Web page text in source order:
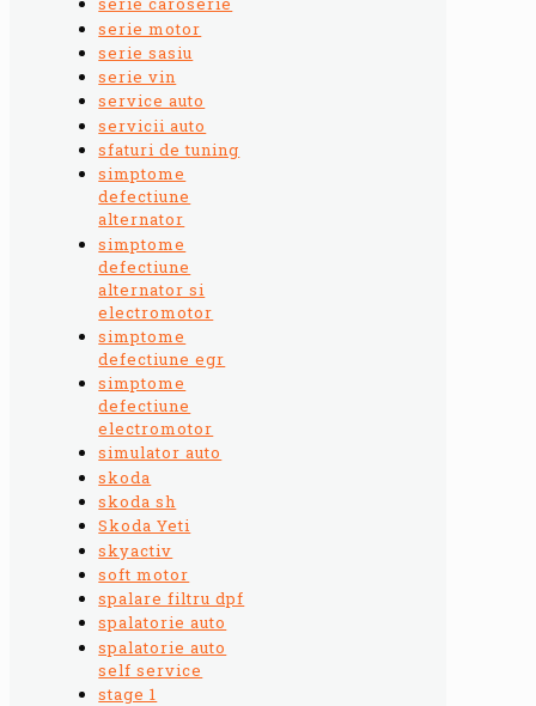
serie motor
serie sasiu
serie vin
service auto
servicii auto
sfaturi de tuning
simptome
defectiune
alternator
simptome
defectiune
alternator si
electromotor
simptome
defectiune egr
simptome
defectiune
electromotor
simulator auto
skoda
skoda sh
Skoda Yeti
skyactiv
soft motor
spalare filtru dpf
spalatorie auto
spalatorie auto
self service
stage 1